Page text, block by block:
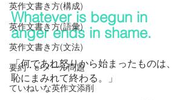
英作文書き方(構成)
英作文書き方(語彙)
英作文書き方(文法)
要約・e-メール問題
ていねいな英作文添削
Whatever is begun in
anger ends in shame.
「何であれ怒りから始まったものは、
恥にまみれて終わる。」